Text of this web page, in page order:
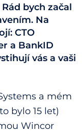
bych začal
Na
CTO
a BankID
vás a vaši
a mém
bylo 15 let)
Wincor